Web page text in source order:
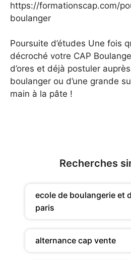
https://formationscap.com/
boulanger
Poursuite d’études Une fois
décroché votre CAP
d’ores et déjà postuler
boulanger ou d’une grande
main à la pâte !
Recherches
ecole de boulangerie et
paris
alternance cap vente